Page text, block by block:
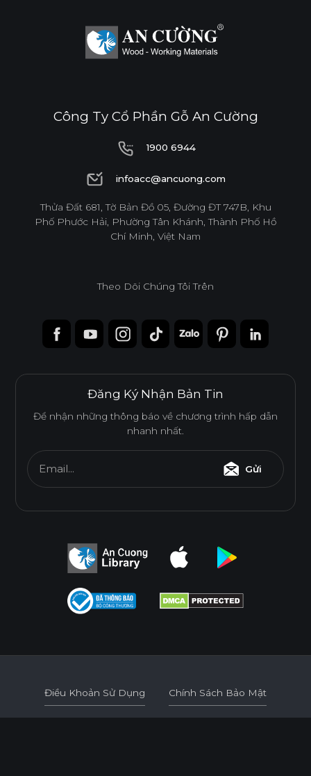
Công Ty Cổ Phần Gỗ An Cường
1900 6944
1900 6944
infoacc@ancuong.com
infoacc@ancuong.com
Thửa Đất 681, Tờ Bản Đồ 05, Đường ĐT 747B, Khu
Phố Phước Hải, Phường Tân Khánh, Thành Phố Hồ
Chí Minh, Việt Nam
Theo Dõi Chúng Tôi Trên
Đăng Ký Nhận Bản Tin
Để nhận những thông báo về chương trình hấp dẫn
nhanh nhất.
Email... Gửi
Điều Khoản Sử Dụng
Điều Khoản Sử Dụng
Chính Sách Bảo Mật
Chính Sách Bảo Mật